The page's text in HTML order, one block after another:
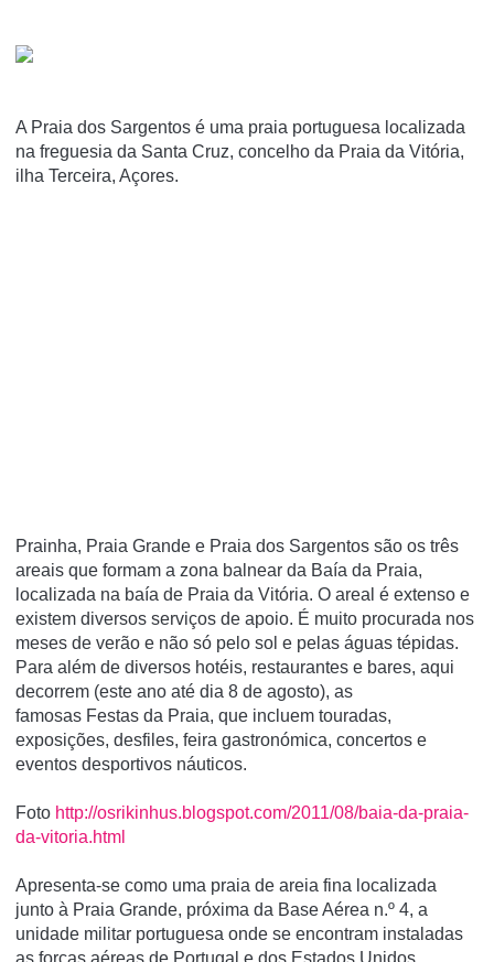
A Praia dos Sargentos é uma praia portuguesa localizada
na freguesia da Santa Cruz, concelho da Praia da Vitória,
ilha Terceira, Açores.
Prainha, Praia Grande e Praia dos Sargentos são os três
areais que formam a zona balnear da Baía da Praia,
localizada na baía de Praia da Vitória. O areal é extenso e
existem diversos serviços de apoio. É muito procurada nos
meses de verão e não só pelo sol e pelas águas tépidas.
Para além de diversos hotéis, restaurantes e bares, aqui
decorrem (este ano até dia 8 de agosto), as
famosas Festas da Praia, que incluem touradas,
exposições, desfiles, feira gastronómica, concertos e
eventos desportivos náuticos.
Foto http://osrikinhus.blogspot.com/2011/08/baia-da-praia-
da-vitoria.html
Apresenta-se como uma praia de areia fina localizada
junto à Praia Grande, próxima da Base Aérea n.º 4, a
unidade militar portuguesa onde se encontram instaladas
as forças aéreas de Portugal e dos Estados Unidos.